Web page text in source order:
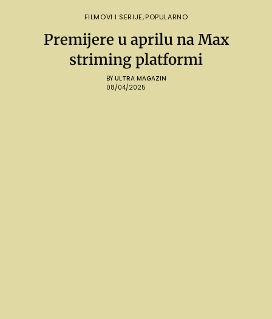
FILMOVI I SERIJE,POPULARNO
Premijere u aprilu na Max
striming platformi
BY ULTRA MAGAZIN
08/04/2025